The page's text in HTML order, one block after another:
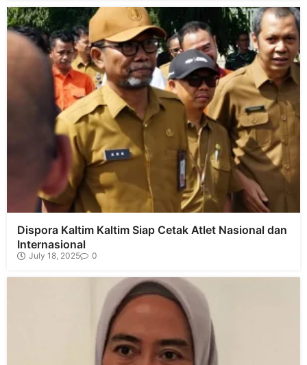
Dispora Kaltim Kaltim Siap Cetak Atlet Nasional dan
Internasional
July 18, 2025 0